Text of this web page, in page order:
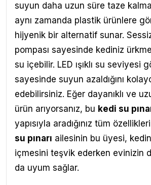
suyun daha uzun süre taze
aynı zamanda plastik ürünlere
hijyenik bir alternatif sunar.
pompası sayesinde kediniz
su içebilir. LED ışıklı su seviyesi
sayesinde suyun azaldığını
edebilirsiniz. Eğer dayanıklı ve
ürün arıyorsanız, bu kedi su
yapısıyla aradığınız tüm
su pınarı ailesinin bu üyesi,
içmesini teşvik ederken evinizin
da uyum sağlar.